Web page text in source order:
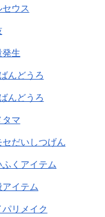
セウス
発生
んどうろ
んどうろ
タマ
セだいしつげん
ふくアイテム
アイテム
パリメイク